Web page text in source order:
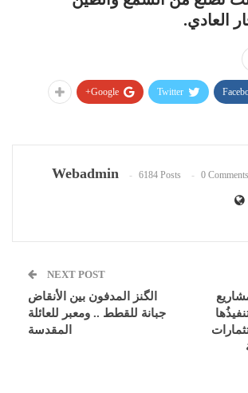
العادي.
Twitter
Google+
Webadmin 6184 Posts 0 Comments
NEXT POST
الگنز المدفون بين الأنقاض
جبانة للقطط .. ومعبر للعائلة
المقدسة